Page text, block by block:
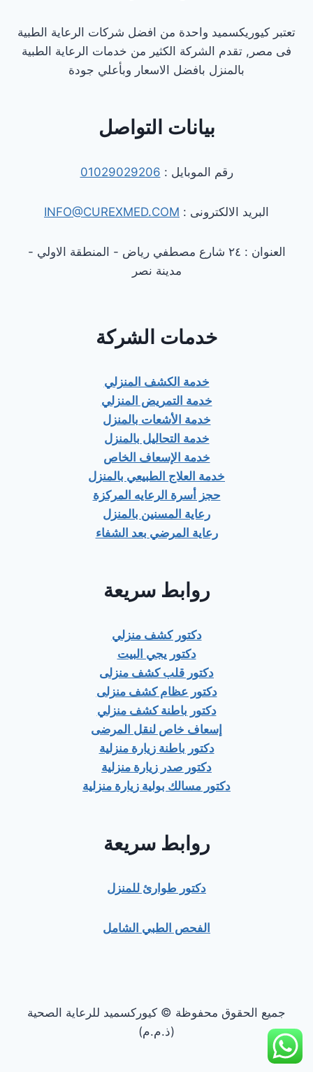
تعتبر كيوريكسميد واحدة من افضل شركات الرعاية الطبية
فى مصر, تقدم الشركة الكثير من خدمات الرعاية الطبية
بالمنزل بافضل الاسعار وبأعلي جودة
بيانات التواصل
رقم الموبايل : 01029029206
البريد الالكترونى : INFO@CUREXMED.COM
العنوان : ٢٤ شارع مصطفي رياض - المنطقة الاولي -
مدينة نصر
خدمات الشركة
خدمة الكشف المنزلي
خدمة التمريض المنزلي
خدمة الأشعات بالمنزل
خدمة التحاليل بالمنزل
خدمة الإسعاف الخاص
خدمة العلاج الطبيعي بالمنزل
حجز أسرة الرعايه المركزة
رعاية المسنين بالمنزل
رعاية المرضي بعد الشفاء
روابط سريعة
دكتور كشف منزلي
دكتور يجي البيت
دكتور قلب كشف منزلى
دكتور عظام كشف منزلى
دكتور باطنة كشف منزلي
إسعاف خاص لنقل المرضى
دكتور باطنة زيارة منزلية
دكتور صدر زيارة منزلية
دكتور مسالك بولية زيارة منزلية
روابط سريعة
دكتور طوارئ للمنزل
الفحص الطبي الشامل
جميع الحقوق محفوظة © كيوركسميد للرعاية الصحية
(ذ.م.م)